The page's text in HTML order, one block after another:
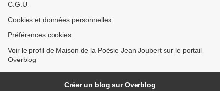
C.G.U.
Cookies et données personnelles
Préférences cookies
Voir le profil de Maison de la Poésie Jean Joubert sur le portail
Overblog
Créer un blog sur Overblog